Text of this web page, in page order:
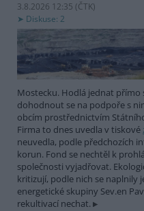
3.8.2026 12:35 (ČTK)
Diskuse: 2
Mostecku. Hodlá jednat přímo
dohodnout se na podpoře s
obcím prostřednictvím
Firma to dnes uvedla v tiskové
neuvedla, podle předchozích
korun. Fond se nechtěl k
společnosti vyjadřovat.
kritizují, podle nich se naplnily
energetické skupiny Sev.en
rekultivací nechat.